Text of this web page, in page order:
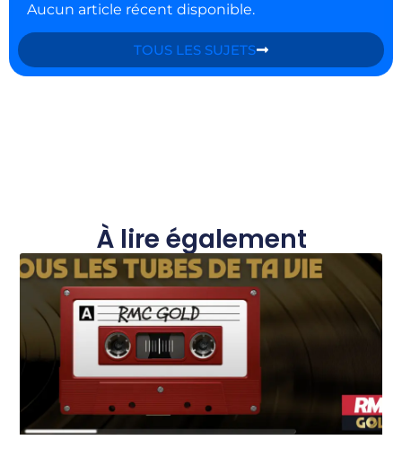
Aucun article récent disponible.
TOUS LES SUJETS
À lire également